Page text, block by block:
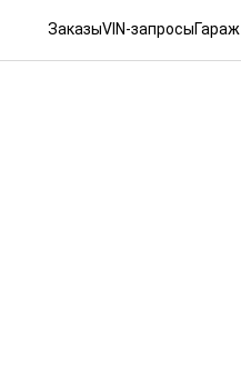
ЗаказыVIN-запросыГараж